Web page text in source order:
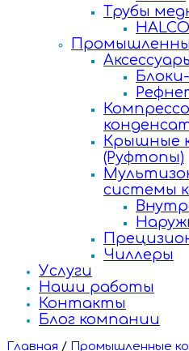
Трубы
Крышные
(Руфтопы)
системы
Чиллеры
Услуги
Наши работы
Контакты
Блог компании
Главная / Промышленные